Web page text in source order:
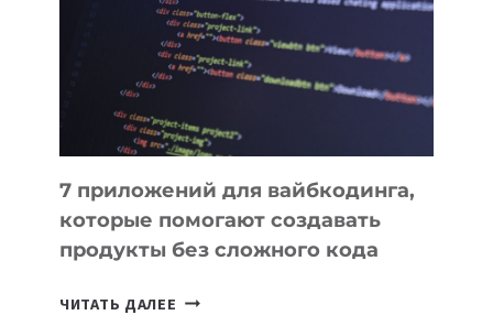
ДЛЯ
РАБОТЫ
7 приложений для вайбкодинга,
которые помогают создавать
продукты без сложного кода
ЧИТАТЬ ДАЛЕЕ 7